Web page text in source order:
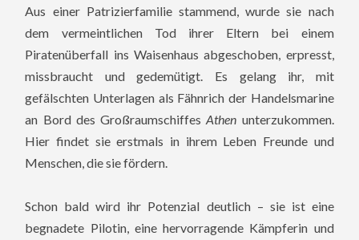
Aus einer Patrizierfamilie stammend, wurde sie nach
dem vermeintlichen Tod ihrer Eltern bei einem
Piratenüberfall ins Waisenhaus abgeschoben, erpresst,
missbraucht und gedemütigt. Es gelang ihr, mit
gefälschten Unterlagen als Fähnrich der Handelsmarine
an Bord des GroßraumschiffesAthen unterzukommen.
Hier findet sie erstmals in ihrem Leben Freunde und
Menschen, die sie fördern.
Schon bald wird ihr Potenzial deutlich – sie ist eine
begnadete Pilotin, eine hervorragende Kämpferin und